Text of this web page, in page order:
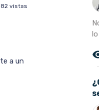
vistas
a un